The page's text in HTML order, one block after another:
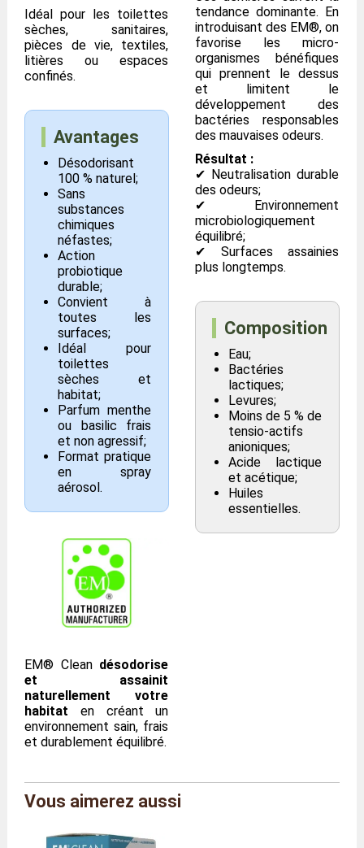
Idéal pour les toilettes
sèches, sanitaires,
pièces de vie, textiles,
litières ou espaces
confinés.
Avantages
Désodorisant
100 % naturel;
Sans
substances
chimiques
néfastes;
Action
probiotique
durable;
Convient à
toutes les
surfaces;
Idéal pour
toilettes
sèches et
habitat;
Parfum menthe
ou basilic frais
et non agressif;
Format pratique
en spray
aérosol.
EM® Clean désodorise
et assainit
naturellement votre
habitat en créant un
environnement sain, frais
et durablement équilibré.
tendance dominante. En
introduisant des EM®, on
favorise les micro-
organismes bénéfiques
qui prennent le dessus
et limitent le
développement des
bactéries responsables
des mauvaises odeurs.
Résultat :
✔ Neutralisation durable
des odeurs;
✔ Environnement
microbiologiquement
équilibré;
✔ Surfaces assainies
plus longtemps.
Composition
Eau;
Bactéries
lactiques;
Levures;
Moins de 5 % de
tensio-actifs
anioniques;
Acide lactique
et acétique;
Huiles
essentielles.
Marque
Référence
Vous aimerez aussi